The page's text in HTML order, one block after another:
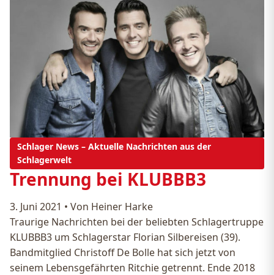
Schlager News – Aktuelle Nachrichten aus der
Schlagerwelt
Trennung bei KLUBBB3
3. Juni 2021 • Von Heiner Harke
Traurige Nachrichten bei der beliebten Schlagertruppe
KLUBBB3 um Schlagerstar Florian Silbereisen (39).
Bandmitglied Christoff De Bolle hat sich jetzt von
seinem Lebensgefährten Ritchie getrennt. Ende 2018